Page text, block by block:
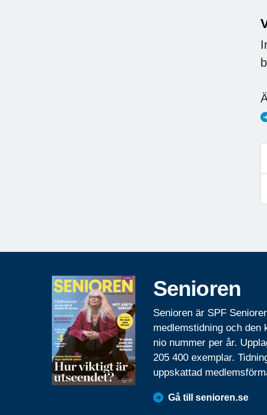
Senioren
Senioren är SPF
medlemstidning och den
nio nummer per år.
205 400 exemplar.
uppskattad
Gå till senioren.se